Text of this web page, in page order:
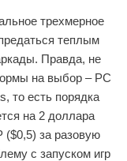
трехмерное
теплым
Правда, не
на выбор – PC
то есть порядка
на 2 доллара
($0,5) за разовую
с запуском игр